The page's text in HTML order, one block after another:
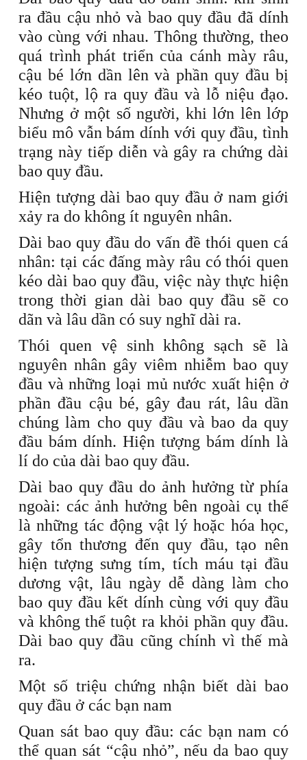
ra đầu cậu nhỏ và bao quy đầu đã dính
vào cùng với nhau. Thông thường, theo
quá trình phát triển của cánh mày râu,
cậu bé lớn dần lên và phần quy đầu bị
kéo tuột, lộ ra quy đầu và lỗ niệu đạo.
Nhưng ở một số người, khi lớn lên lớp
biểu mô vẫn bám dính với quy đầu, tình
trạng này tiếp diễn và gây ra chứng dài
bao quy đầu.
Hiện tượng dài bao quy đầu ở nam giới
xảy ra do không ít nguyên nhân.
Dài bao quy đầu do vấn đề thói quen cá
nhân: tại các đấng mày râu có thói quen
kéo dài bao quy đầu, việc này thực hiện
trong thời gian dài bao quy đầu sẽ co
dãn và lâu dần có suy nghĩ dài ra.
Thói quen vệ sinh không sạch sẽ là
nguyên nhân gây viêm nhiễm bao quy
đầu và những loại mủ nước xuất hiện ở
phần đầu cậu bé, gây đau rát, lâu dần
chúng làm cho quy đầu và bao da quy
đầu bám dính. Hiện tượng bám dính là
lí do của dài bao quy đầu.
Dài bao quy đầu do ảnh hưởng từ phía
ngoài: các ảnh hưởng bên ngoài cụ thể
là những tác động vật lý hoặc hóa học,
gây tổn thương đến quy đầu, tạo nên
hiện tượng sưng tím, tích máu tại đầu
dương vật, lâu ngày dễ dàng làm cho
bao quy đầu kết dính cùng với quy đầu
và không thể tuột ra khỏi phần quy đầu.
Dài bao quy đầu cũng chính vì thế mà
ra.
Một số triệu chứng nhận biết dài bao
quy đầu ở các bạn nam
Quan sát bao quy đầu: các bạn nam có
thể quan sát “cậu nhỏ”, nếu da bao quy